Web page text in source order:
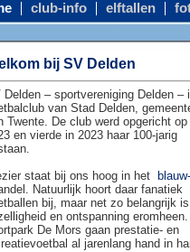
club-info elftallen
bij SV Delden
Delden – sportvereniging Delden –
van Stad Delden,
Twente. De club werd opgericht op
en vierde in 2023 haar 100-jarig
staat bij ons hoog in het
Natuurlijk hoort daar fanatiek
bij, maar net zo belangrijk
en ontspanning
De Mors gaan prestatie- en
al jarenlang hand in